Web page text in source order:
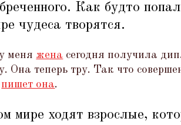
Как будто
чудеса творятся.
меня жена сегодня получила
Она теперь тру. Так что
пишет она.
мире ходят взрослые,